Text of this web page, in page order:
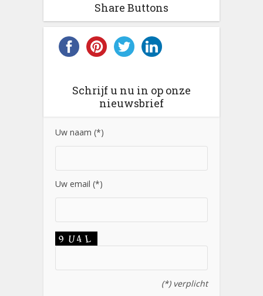
Share Buttons
Schrijf u nu in op onze
nieuwsbrief
Uw naam (*)
Uw email (*)
(*) verplicht